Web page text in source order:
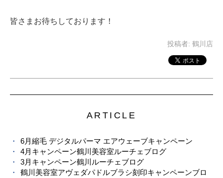
皆さまお待ちしております！
投稿者: 鶴川店
ARTICLE
6月縮毛 デジタルパーマ エアウェーブキャンペーン
4月キャンペーン鶴川美容室ルーチェブログ
3月キャンペーン鶴川ルーチェブログ
鶴川美容室アヴェダパドルブラシ刻印キャンペーンブロ